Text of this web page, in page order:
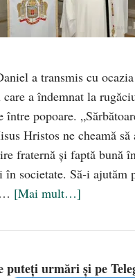
a transmis cu
a îndemnat la
între popoare.
Hristos ne cheamă să
fraternă şi faptă bună
societate. Să‑i ajutăm
[Mai mult…]
puteți urmări și pe